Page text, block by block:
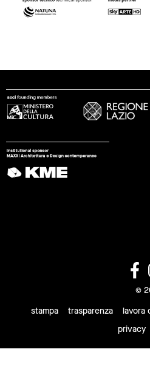
©
stampa
trasparenza lavora
privacy